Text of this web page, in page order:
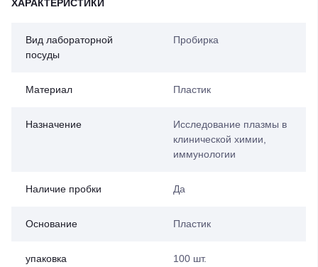
ХАРАКТЕРИСТИКИ
Вид лабораторной
посуды
Пробирка
Материал Пластик
Назначение
Исследование плазмы в
клинической химии,
иммунологии
Наличие пробки Да
Основание Пластик
упаковка 100 шт.